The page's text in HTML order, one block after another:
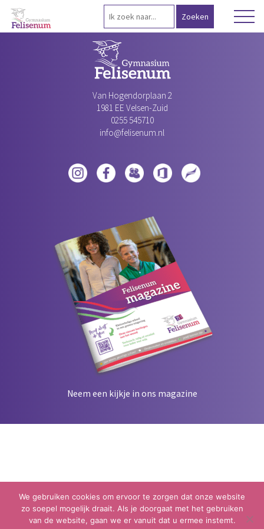
Van Hogendorplaan 2
1981 EE Velsen-Zuid‎
0255 545710
info@felisenum.nl
Neem een kijkje in ons magazine
We gebruiken cookies om ervoor te zorgen dat onze website
zo soepel mogelijk draait. Als je doorgaat met het gebruiken
van de website, gaan we er vanuit dat u ermee instemt.